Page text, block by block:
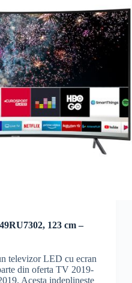
123 cm –
televizor LED cu ecran
din oferta TV 2019-
Acesta indeplineste